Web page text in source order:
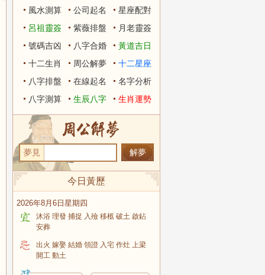
風水測算 公司起名
星座配對
呂祖靈簽
紫薇排盤
月老靈簽
號碼吉凶
八字合婚
黃道吉日
十二生肖
周公解夢
十二星座
八字排盤
在線起名
名字分析
八字測算
生辰八字 生肖運勢
夢見
今日黃歷
2026年8月6日星期四
沐浴 理發 捕捉 入殮 移柩 破土 啟鉆
安葬
出火 嫁娶 結婚 領證 入宅 作灶 上梁
開工 動土